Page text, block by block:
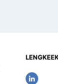
L